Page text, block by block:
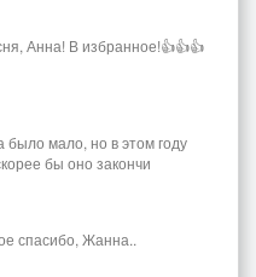
Анна! В избранное!👍👍👍
было мало, но в этом году
бы оно закончи
спасибо, Жанна..